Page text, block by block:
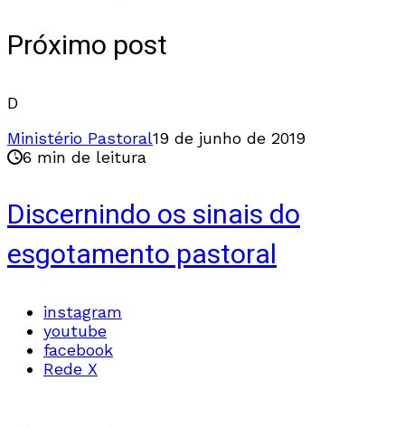
Próximo post
D
Ministério Pastoral19 de junho de 2019
6 min de leitura
Discernindo os sinais do
esgotamento pastoral
instagram
youtube
facebook
Rede X